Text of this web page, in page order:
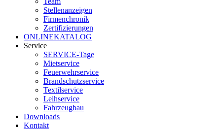
Stellenanzeigen
Firmenchronik
Zertifizierungen
ONLINEKATALOG
Service
SERVICE-Tage
Mietservice
Feuerwehrservice
Brandschutzservice
Textilservice
Leihservice
Fahrzeugbau
Downloads
Kontakt